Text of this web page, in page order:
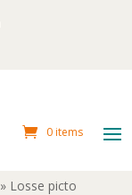
0 items
» Losse picto